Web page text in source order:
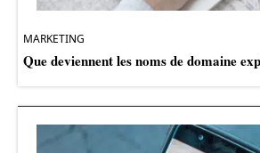
MARKETING
Que deviennent les noms de domaine